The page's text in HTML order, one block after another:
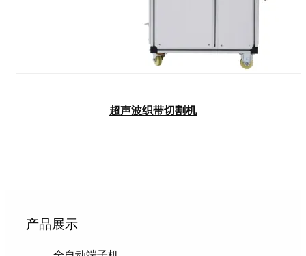
超声波织带切割机
产品展示